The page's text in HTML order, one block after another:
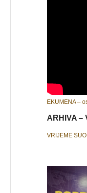
EKUMENA –
ARHIVA –
VRIJEME